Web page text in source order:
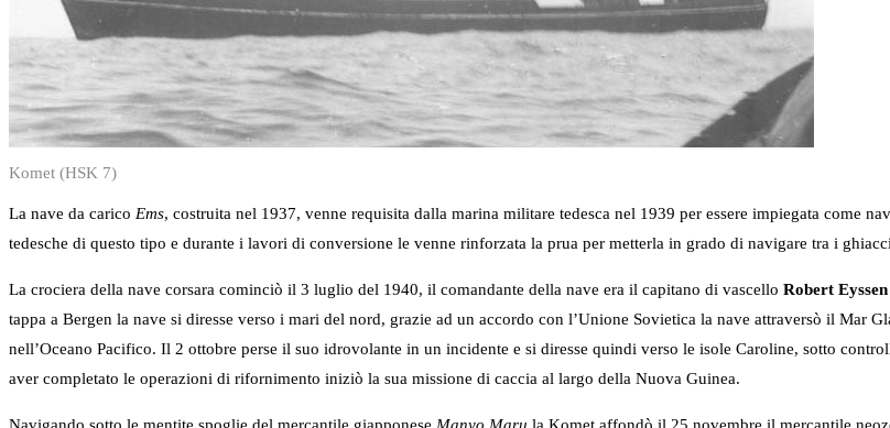
Komet (HSK 7)
La nave da carico Ems, costruita nel 1937, venne requisita dalla marina militare tedesca nel 1939 per essere impiegata come
tedesche di questo tipo e durante i lavori di conversione le venne rinforzata la prua per metterla in grado di navigare tra i
La crociera della nave corsara cominciò il 3 luglio del 1940, il comandante della nave era il capitano di vascello Robert Eyssen
tappa a Bergen la nave si diresse verso i mari del nord, grazie ad un accordo con l’Unione Sovietica la nave attraversò il Mar
nell’Oceano Pacifico. Il 2 ottobre perse il suo idrovolante in un incidente e si diresse quindi verso le isole Caroline, sotto
aver completato le operazioni di rifornimento iniziò la sua missione di caccia al largo della Nuova Guinea.